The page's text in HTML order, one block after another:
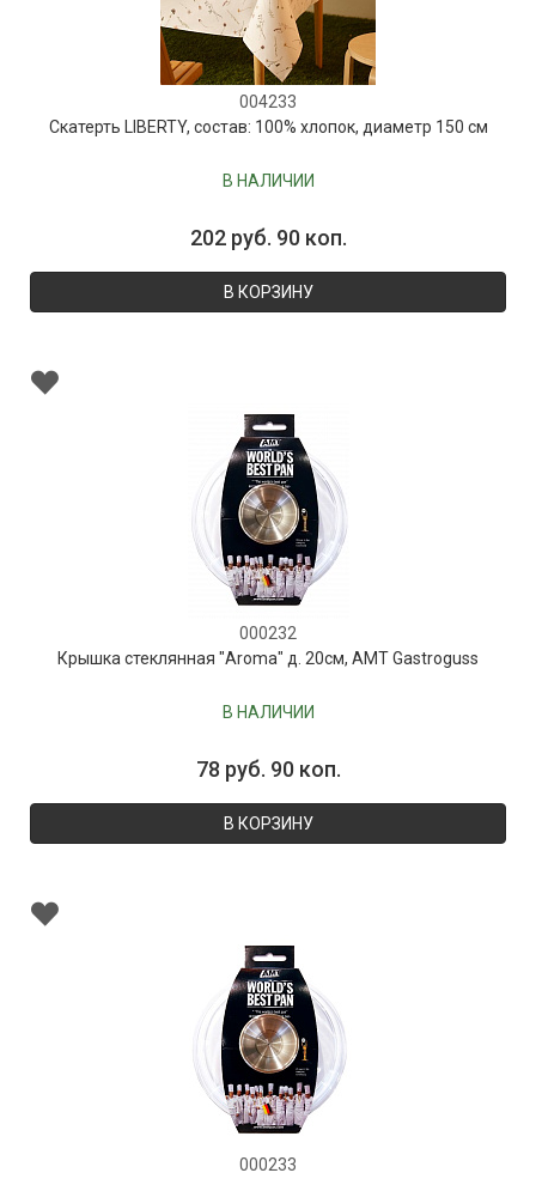
004233
Скатерть LIBERTY, состав: 100% хлопок, диаметр 150 см
В НАЛИЧИИ
202 руб. 90 коп.
В КОРЗИНУ
000232
Крышка стеклянная "Aroma" д. 20см, AMT Gastroguss
В НАЛИЧИИ
78 руб. 90 коп.
В КОРЗИНУ
000233